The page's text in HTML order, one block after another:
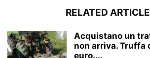
RELATED
Acquistano un
non arriva. Truffa
euro....